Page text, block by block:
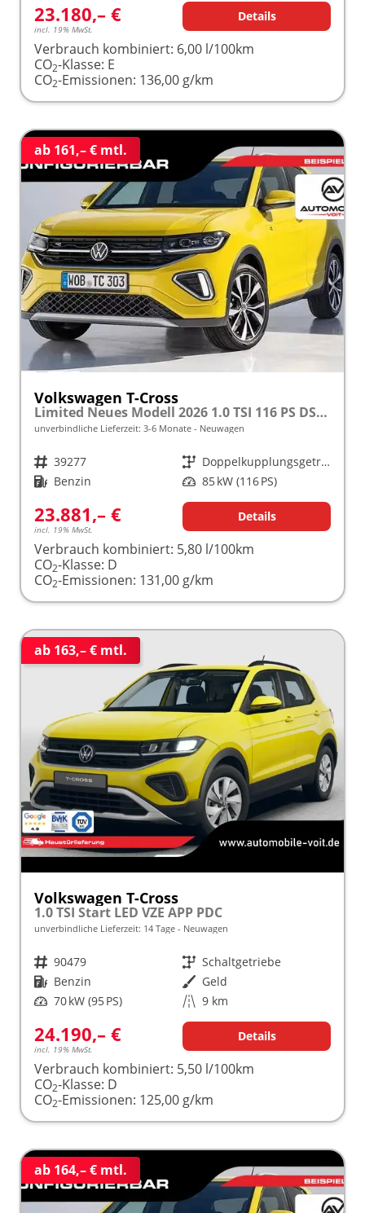
23.180,– €
incl. 19% MwSt.
Details
Verbrauch kombiniert: 6,00 l/100km
CO2-Klasse: E
CO2-Emissionen: 136,00 g/km
ab 161,– € mtl.
Volkswagen T-Cross
Limited Neues Modell 2026 1.0 TSI 116 PS DSG 17" Kamera, Alu, Parksensoren vo/hi, LED-Scheinwerfer, Radio Composition 8", App-Connect, Klima, M-Lederlenkrad, Digitales Cockpit, Müdigkeitserkennung, Dachreling, Lane Assist, Armlehne vorn
unverbindliche Lieferzeit: 3-6 Monate Neuwagen
Fahrzeugnr. 39277 Getriebe
Doppelkupplungsgetriebe (DSG)
Kraftstoff Benzin Leistung 85 kW (116 PS)
23.881,– €
incl. 19% MwSt.
Details
Verbrauch kombiniert: 5,80 l/100km
CO2-Klasse: D
CO2-Emissionen: 131,00 g/km
ab 163,– € mtl.
Volkswagen T-Cross
1.0 TSI Start LED VZE APP PDC
unverbindliche Lieferzeit: 14 Tage Neuwagen
Fahrzeugnr. 90479 Getriebe Schaltgetriebe
Kraftstoff Benzin Außenfarbe Geld
Leistung 70 kW (95 PS) Kilometerstand 9 km
24.190,– €
incl. 19% MwSt.
Details
Verbrauch kombiniert: 5,50 l/100km
CO2-Klasse: D
CO2-Emissionen: 125,00 g/km
ab 164,– € mtl.